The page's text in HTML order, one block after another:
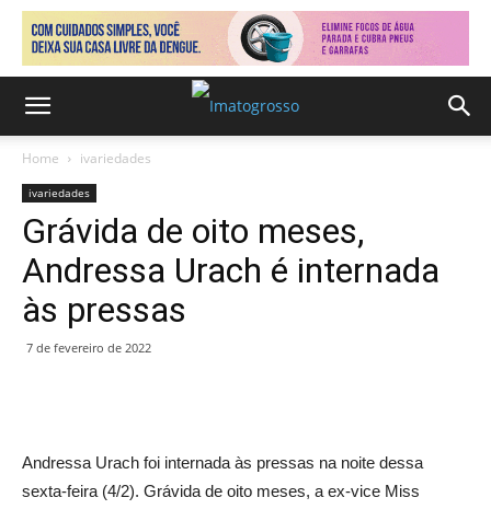
Home ivariedades
ivariedades
Grávida de oito meses,
Andressa Urach é internada
às pressas
7 de fevereiro de 2022
Andressa Urach foi internada às pressas na noite dessa
sexta-feira (4/2). Grávida de oito meses, a ex-vice Miss